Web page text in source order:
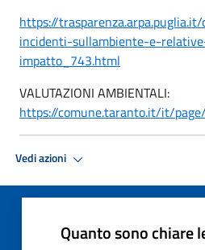
https://
incidenti-sullambiente-e-
impatto_743.html
VALUTAZIONI AMBIENTALI:
https://comune.taranto.it/it/
Vedi azioni
Quanto sono chiare